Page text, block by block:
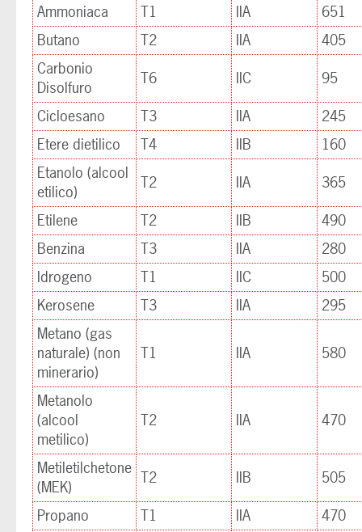
Ammoniaca
T1 IIA
651
Butano
T2 IIA
405
Carbonio
Disolfuro
T6 IIC
95
Cicloesano
T3 IIA
245
Etere dietilico
T4 IIB
160
Etanolo (alcool
etilico)
T2 IIA
365
Etilene
T2 IIB
490
Benzina
T3 IIA
280
Idrogeno
T1 IIC
500
Kerosene
T3 IIA
295
Metano (gas
naturale) (non
minerario)
T1 IIA 580
Metanolo
(alcool
metilico)
T2 IIA 470
Metiletilchetone
(MEK)
T2 IIB
505
Propano
T1 IIA
470